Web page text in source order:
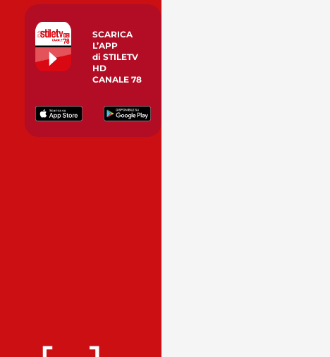
SCARICA
L’APP
di STILETV
HD
CANALE 78